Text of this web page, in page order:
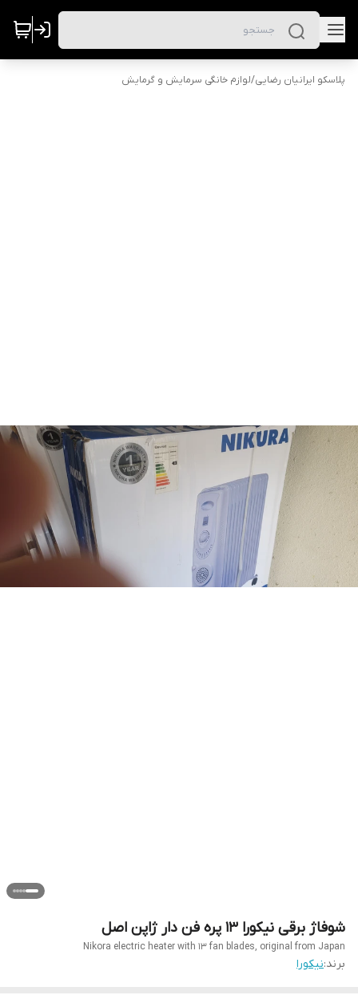
پلاسکو ایرانیان رضایی/لوازم خانگی سرمایش و گرمایش
شوفاژ برقی نیکورا ۱۳ پره فن دار ژاپن اصل
Nikora electric heater with 13 fan blades, original from Japan
برند:نیکورا